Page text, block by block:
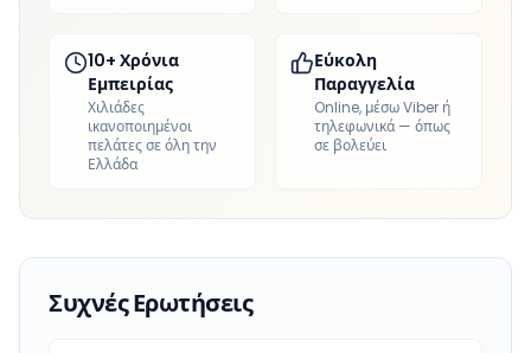
10+ Χρόνια
Εμπειρίας
Χιλιάδες
ικανοποιημένοι
πελάτες σε όλη την
Ελλάδα
Εύκολη
Παραγγελία
Online, μέσω Viber ή
τηλεφωνικά — όπως
σε βολεύει
Συχνές Ερωτήσεις